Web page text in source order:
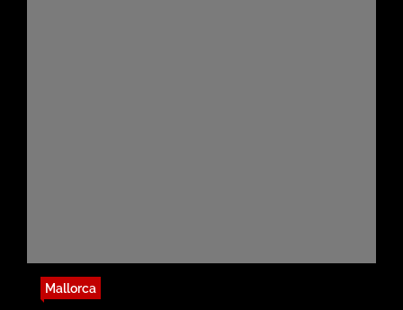
Mallorca